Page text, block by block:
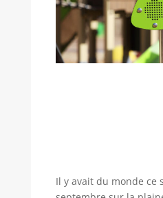
Il y avait du monde ce